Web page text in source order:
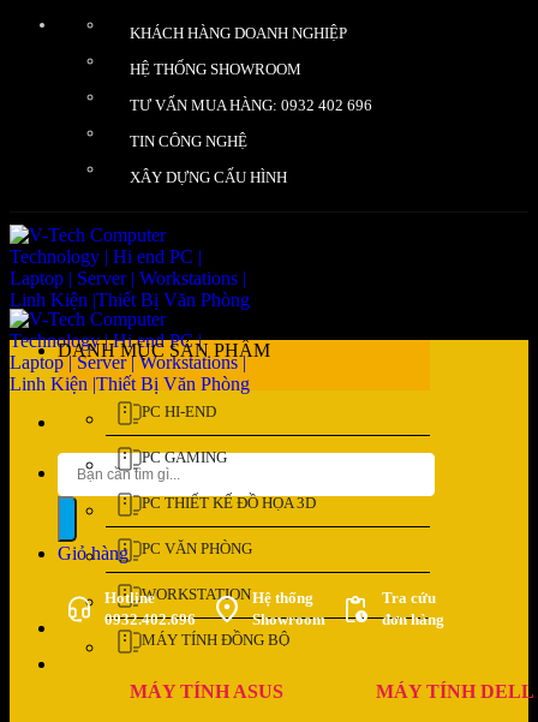
KHÁCH HÀNG DOANH NGHIỆP
HỆ THỐNG SHOWROOM
TƯ VẤN MUA HÀNG: 0932 402 696
TIN CÔNG NGHỆ
XÂY DỰNG CẤU HÌNH
Tìm
kiếm:
Giỏ hàng
Hotline
0932.402.696
Hệ thống
Showroom
Tra cứu
đơn hàng
DANH MỤC SẢN PHẨM
PC HI-END
PC GAMING
PC THIẾT KẾ ĐỒ HỌA 3D
PC VĂN PHÒNG
WORKSTATION
MÁY TÍNH ĐỒNG BỘ
MÁY TÍNH ASUS MÁY TÍNH DELL